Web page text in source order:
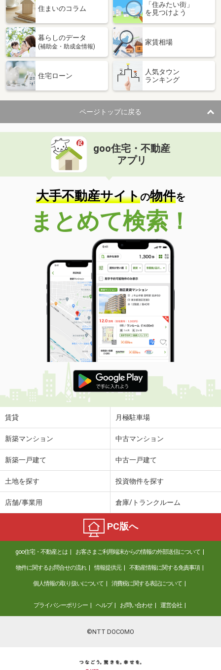
価 格
480万円
京都府亀岡市本梅町東加舎塩脇
建物面積 81.81m²
土地面積
108.83m²
京都府宇治市槇島町一ノ坪
2,099万円
住 所
京都府宇治市槇島町一ノ坪
建物面積 85.86m²
土地面積 142.21m²
京都府京都市山科区勧修寺堂田
価 格
1,280万円
住 所
京都府京都市山科区勧修寺堂田
建物面積 95.28m²
土地面積
104.97m²
京都府向日市上植野町地後
価 格
2,380万円
京都府向日市上植野町地後
94.77m²
土地面積 57.44m²
京都府京都市西京区大枝北沓掛町５
価 格
3,980万円
住 所
京都府京都市西京区大枝北沓掛町５
建物面積 180.42m²
土地面積 250.59m²
京都府京都市西京区御陵大枝山町１
価 格
5,680万円
住 所
京都府京都市西京区御陵大枝山町１
建物面積
209.62m²
京都府宇治市神明宮東
2,280万円
1,580万円
住 所
京都府京都市北区大宮玄琢北町
建物面積 115.02m²
土地面積
110.17m²
京都府長岡京市滝ノ町１
価 格
880万円
住 所
京都府長岡京市滝ノ町１
55.36m²
京都府京都市西京区嵐山茶尻町
住まいのコラム
「住みたい街」
を見つけよう
暮らしのデータ
(補助金・助成金情報)
家賃相場
住宅ローン
人気タウン
ランキング
ページトップに戻る
goo住宅・不動産
アプリ
大手不動産サイトの物件を
まとめて検索！
賃貸 月極駐車場
新築マンション 中古マンション
新築一戸建て 中古一戸建て
土地を探す 投資物件を探す
店舗/事業用 倉庫/トランクルーム
PC版へ
goo住宅・不動産とは お客さまご利用端末からの情報の外部送信について
物件に関するお問合せの流れ 情報提供元 不動産情報に関する免責事項
個人情報の取り扱いについて 消費税に関する表記について
プライバシーポリシー ヘルプ お問い合わせ 運営会社
©NTT DOCOMO